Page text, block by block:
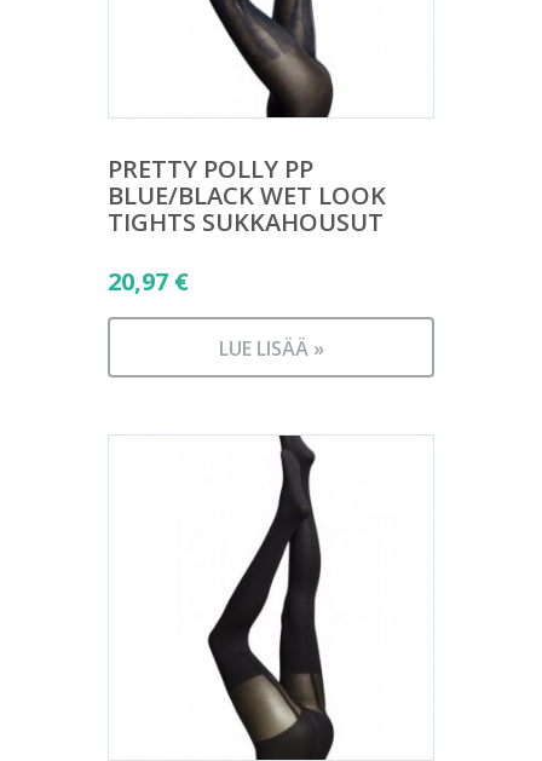
PRETTY POLLY PP
BLUE/BLACK WET LOOK
TIGHTS SUKKAHOUSUT
20,97 €
LUE LISÄÄ »